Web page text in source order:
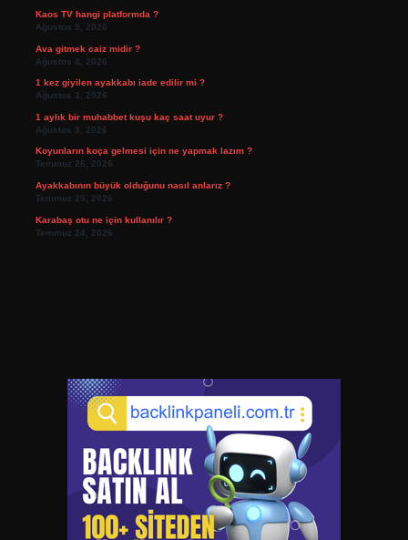
Kaos TV hangi platformda ?
Ağustos 5, 2026
Ava gitmek caiz midir ?
Ağustos 4, 2026
1 kez giyilen ayakkabı iade edilir mi ?
Ağustos 3, 2026
1 aylık bir muhabbet kuşu kaç saat uyur ?
Ağustos 3, 2026
Koyunların koça gelmesi için ne yapmak lazım ?
Temmuz 26, 2026
Ayakkabının büyük olduğunu nasıl anlarız ?
Temmuz 25, 2026
Karabaş otu ne için kullanılır ?
Temmuz 24, 2026